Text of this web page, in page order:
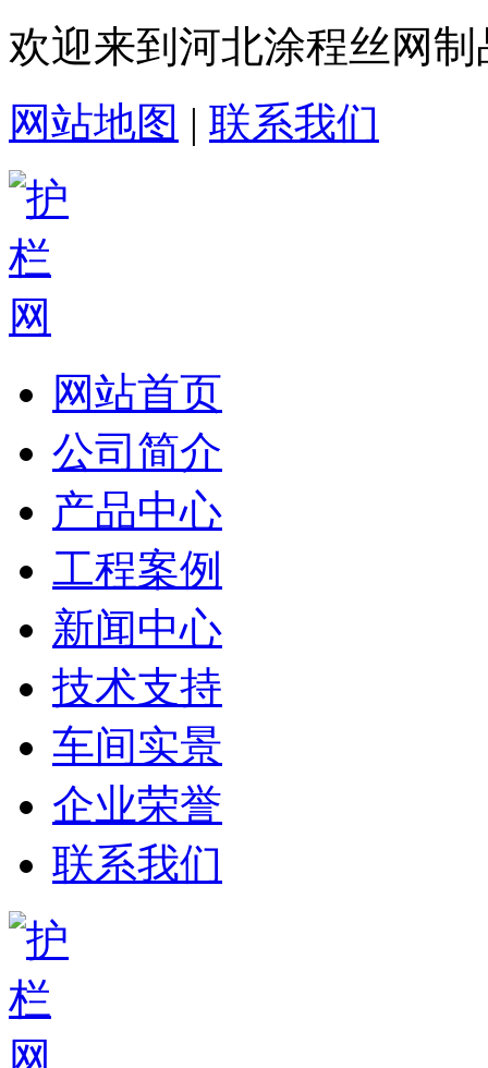
欢迎来到河北涂程丝网
网站地图 | 联系我们
网站首页
公司简介
产品中心
工程案例
新闻中心
技术支持
车间实景
企业荣誉
联系我们